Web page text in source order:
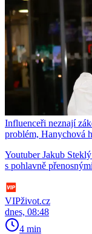
Influenceři neznají
problém, Hanychová
Youtuber Jakub
s pohlavně
VIPživot.cz
dnes, 08:48
4 min